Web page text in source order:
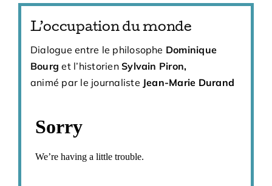
L’occupation du monde
Dialogue entre le philosophe Dominique
Bourg et l’historienSylvain Piron,
animé par le journaliste Jean-Marie Durand